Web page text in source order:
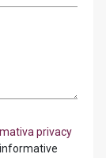
privacy